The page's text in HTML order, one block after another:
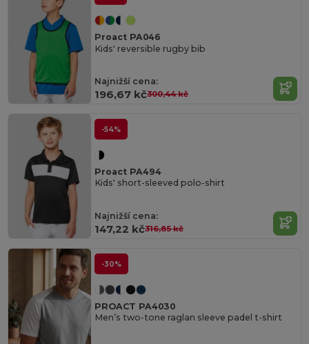
Proact PA046
Kids' reversible rugby bib
Najnižší cena:
196,67 kč300,44 kč
-54%
Proact PA494
Kids' short-sleeved polo-shirt
Najnižší cena:
147,22 kč316,85 kč
-30%
PROACT PA4030
Men’s two-tone raglan sleeve padel t-shirt